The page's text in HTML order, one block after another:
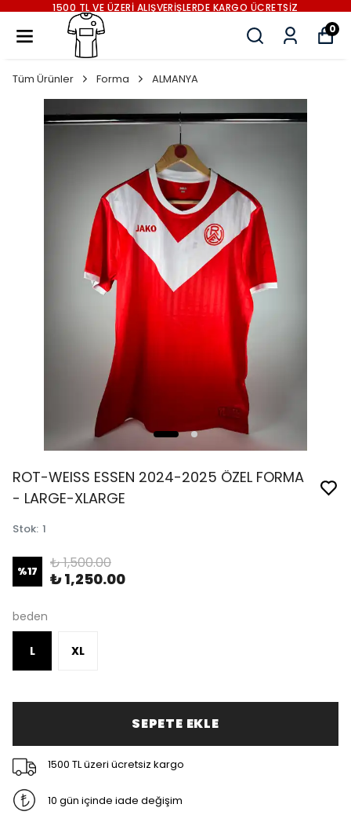
KARGO ÜCRETSİZ
1500 TL VE ÜZERİ
0
Tüm Ürünler Forma ALMANYA
ROT-WEISS ESSEN 2024-2025 ÖZEL FORMA
- LARGE-XLARGE
Stok: 1
%17 ₺ 1,500.00
₺ 1,250.00
beden
L XL
SEPETE EKLE
1500 TL üzeri ücretsiz kargo
10 gün içinde iade değişim